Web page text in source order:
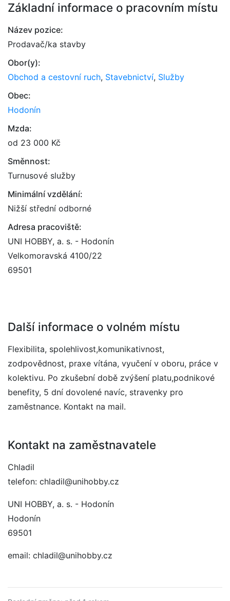
Základní informace o pracovním místu
Název pozice:
Prodavač/ka stavby
Obor(y):
Obchod a cestovní ruch, Stavebnictví, Služby
Obec:
Hodonín
Mzda:
od 23 000 Kč
Směnnost:
Turnusové služby
Minimální vzdělání:
Nižší střední odborné
Adresa pracoviště:
UNI HOBBY, a. s. - Hodonín
Velkomoravská 4100/22
69501
Další informace o volném místu
Flexibilita, spolehlivost,komunikativnost,
zodpovědnost, praxe vítána, vyučení v oboru, práce v
kolektivu. Po zkušební době zvýšení platu,podnikové
benefity, 5 dní dovolené navíc, stravenky pro
zaměstnance. Kontakt na mail.
Kontakt na zaměstnavatele
Chladil
telefon: chladil@unihobby.cz
UNI HOBBY, a. s. - Hodonín
Hodonín
69501
email: chladil@unihobby.cz